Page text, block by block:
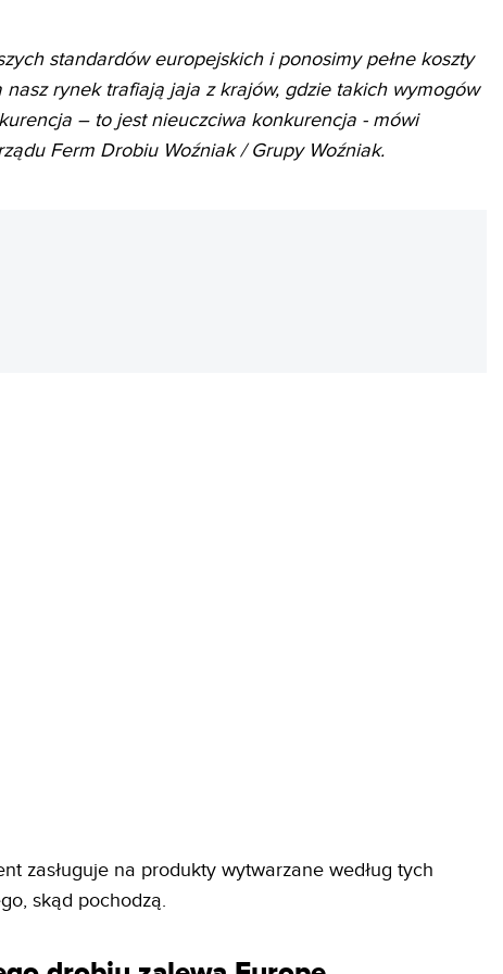
standardów europejskich i ponosimy pełne koszty
nasz rynek trafiają jaja z krajów, gdzie takich wymogów
– to jest nieuczciwa konkurencja - mówi
Ferm Drobiu Woźniak / Grupy Woźniak.
zasługuje na produkty wytwarzane według tych
skąd pochodzą.